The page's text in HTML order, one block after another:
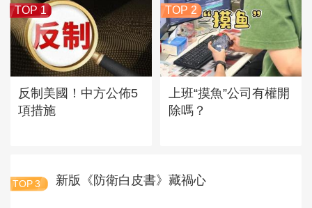
TOP 1
反制美國！中方公佈5
項措施
TOP 2
上班“摸魚”公司有權開
除嗎？
TOP 3 新版《防衛白皮書》藏禍心